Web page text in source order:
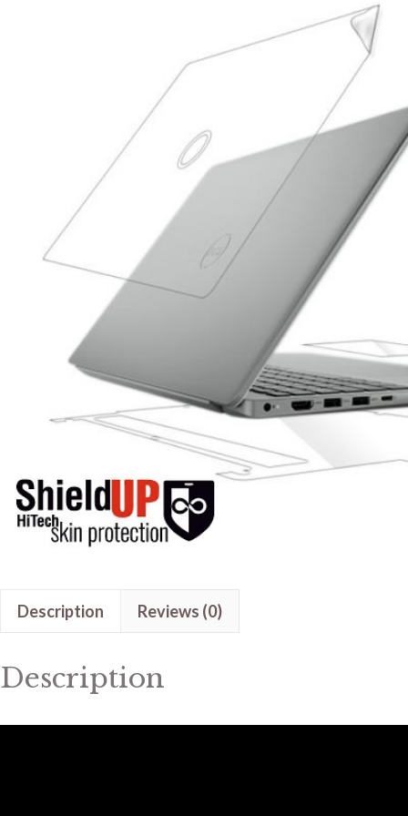
Description Reviews (0)
Description